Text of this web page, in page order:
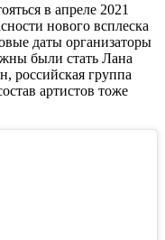
в апреле 2021
нового всплеска
даты организаторы
были стать Лана
российская группа
артистов тоже